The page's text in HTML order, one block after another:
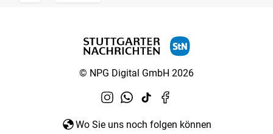
© NPG Digital GmbH 2026
Wo Sie uns noch folgen können